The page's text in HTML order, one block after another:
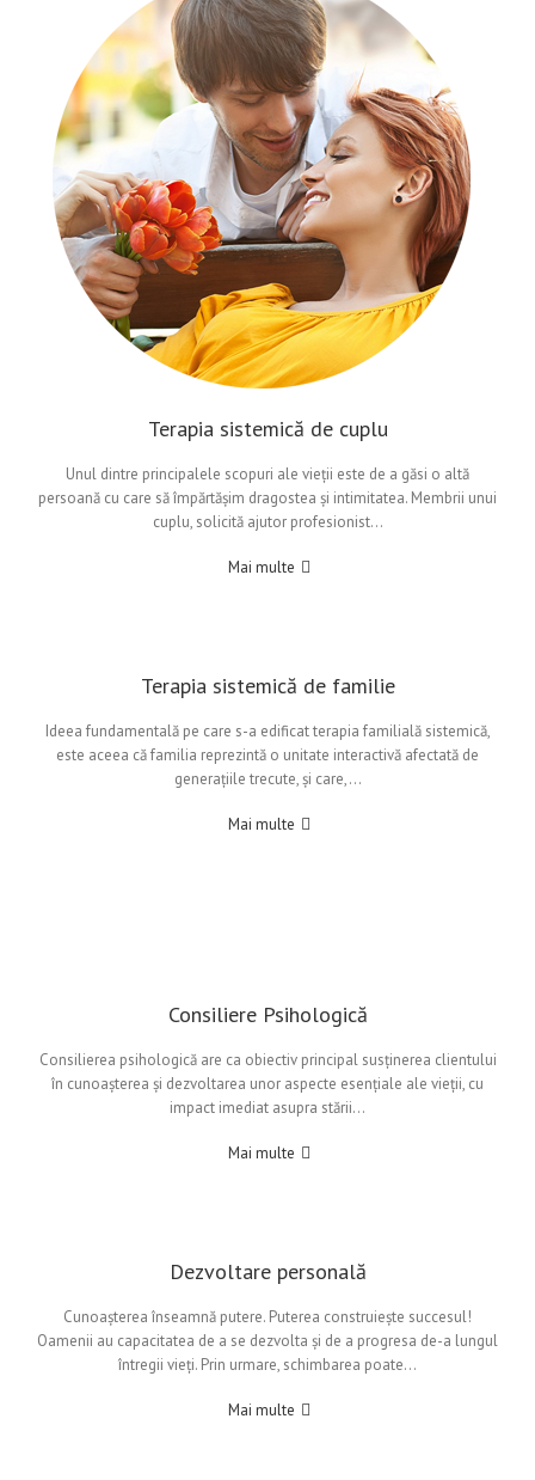
Terapia sistemică de cuplu
Unul dintre principalele scopuri ale vieții este de a găsi o altă
persoană cu care să împărtășim dragostea și intimitatea. Membrii unui
cuplu, solicită ajutor profesionist…
Mai multe
Terapia sistemică de familie
Ideea fundamentală pe care s-a edificat terapia familială sistemică,
este aceea că familia reprezintă o unitate interactivă afectată de
generațiile trecute, și care,…
Mai multe
Consiliere Psihologică
Consilierea psihologică are ca obiectiv principal susținerea clientului
în cunoașterea și dezvoltarea unor aspecte esențiale ale vieții, cu
impact imediat asupra stării…
Mai multe
Dezvoltare personală
Cunoașterea înseamnă putere. Puterea construiește succesul!
Oamenii au capacitatea de a se dezvolta și de a progresa de-a lungul
întregii vieți. Prin urmare, schimbarea poate…
Mai multe